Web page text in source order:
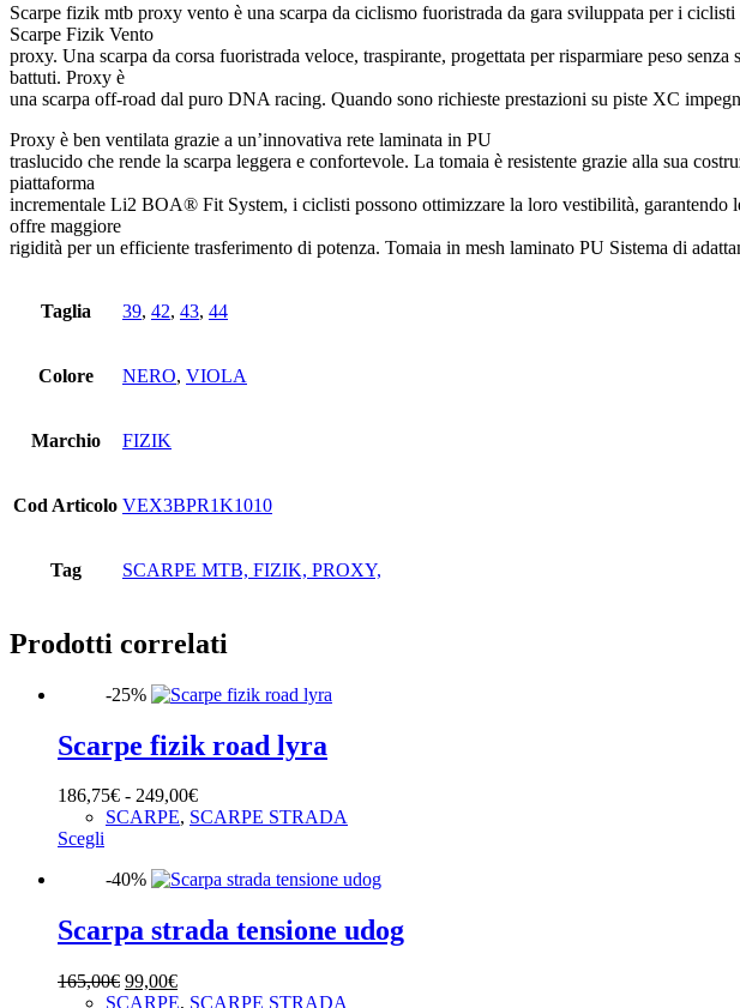
Scarpe fizik mtb proxy vento è una scarpa da ciclismo fuoristrada da gara sviluppata per i
Scarpe Fizik Vento
proxy. Una scarpa da corsa fuoristrada veloce, traspirante, progettata per risparmiare peso
battuti. Proxy è
una scarpa off-road dal puro DNA racing. Quando sono richieste prestazioni su piste XC
Proxy è ben ventilata grazie a un’innovativa rete laminata in PU
traslucido che rende la scarpa leggera e confortevole. La tomaia è resistente grazie alla sua
piattaforma
incrementale Li2 BOA® Fit System, i ciclisti possono ottimizzare la loro vestibilità, garantendo
offre maggiore
rigidità per un efficiente trasferimento di potenza. Tomaia in mesh laminato PU Sistema di
Taglia 39, 42, 43, 44
Colore NERO, VIOLA
Marchio FIZIK
Cod Articolo VEX3BPR1K1010
Tag SCARPE MTB, FIZIK, PROXY,
Prodotti correlati
-25%
Scarpe fizik road lyra
186,75€ - 249,00€Fascia
di
186,75€
249,00€
SCARPE, SCARPE STRADA
Scegli
ha
varianti.
Le
possono
-40%
Scarpa strada tensione udog
165,00€ Il
prezzo
99,00€Il
prezzo
SCARPE, SCARPE STRADA